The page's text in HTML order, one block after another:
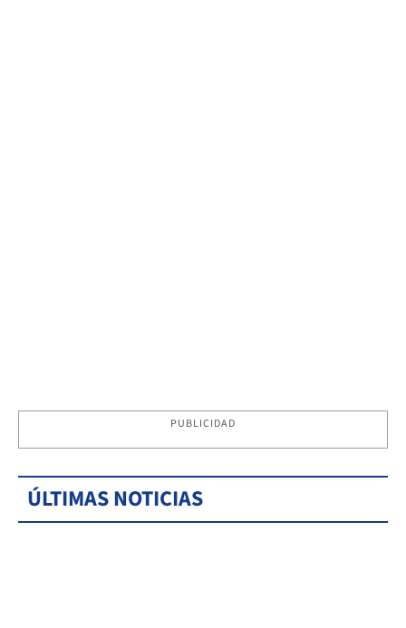
PUBLICIDAD
ÚLTIMAS NOTICIAS